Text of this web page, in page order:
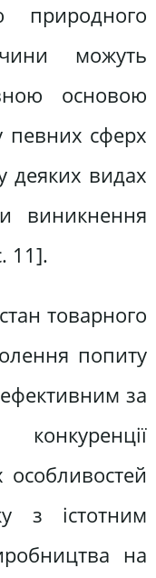
природного
можуть
основою
певних сферх
деяких видах
виникнення
11].
товарного
попиту
за
особливостей
з істотним
на